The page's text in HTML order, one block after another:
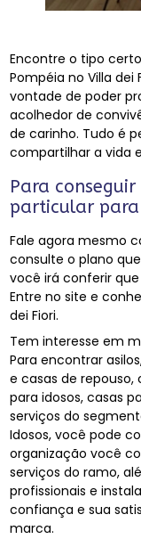
Encontre o tipo
Pompéia no Villa dei
vontade de poder
acolhedor de
de carinho. Tudo é
compartilhar a vida
Para
particular para
Fale agora mesmo
consulte o plano
você irá conferir
Entre no site e
dei Fiori.
Tem interesse em
Para encontrar
e casas de
para idosos, casas
serviços do
Idosos, você pode
organização você
serviços do ramo,
profissionais e
confiança e sua
marca.